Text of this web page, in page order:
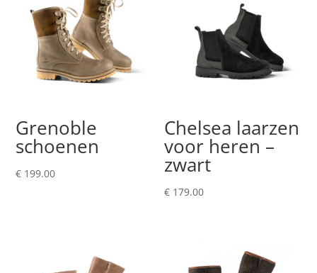
Grenoble
schoenen
€ 199.00
Chelsea laarzen
voor heren –
zwart
€ 179.00